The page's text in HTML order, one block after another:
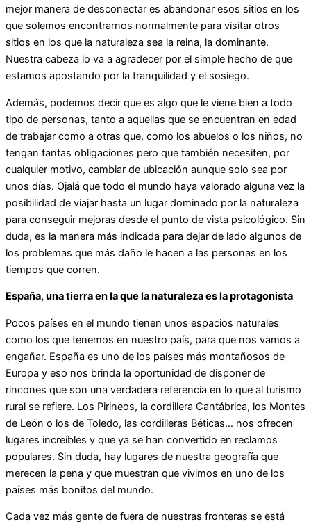
mejor manera de desconectar es abandonar esos sitios en los
que solemos encontrarnos normalmente para visitar otros
sitios en los que la naturaleza sea la reina, la dominante.
Nuestra cabeza lo va a agradecer por el simple hecho de que
estamos apostando por la tranquilidad y el sosiego.
Además, podemos decir que es algo que le viene bien a todo
tipo de personas, tanto a aquellas que se encuentran en edad
de trabajar como a otras que, como los abuelos o los niños, no
tengan tantas obligaciones pero que también necesiten, por
cualquier motivo, cambiar de ubicación aunque solo sea por
unos días. Ojalá que todo el mundo haya valorado alguna vez la
posibilidad de viajar hasta un lugar dominado por la naturaleza
para conseguir mejoras desde el punto de vista psicológico. Sin
duda, es la manera más indicada para dejar de lado algunos de
los problemas que más daño le hacen a las personas en los
tiempos que corren.
España, una tierra en la que la naturaleza es la protagonista
Pocos países en el mundo tienen unos espacios naturales
como los que tenemos en nuestro país, para que nos vamos a
engañar. España es uno de los países más montañosos de
Europa y eso nos brinda la oportunidad de disponer de
rincones que son una verdadera referencia en lo que al turismo
rural se refiere. Los Pirineos, la cordillera Cantábrica, los Montes
de León o los de Toledo, las cordilleras Béticas… nos ofrecen
lugares increíbles y que ya se han convertido en reclamos
populares. Sin duda, hay lugares de nuestra geografía que
merecen la pena y que muestran que vivimos en uno de los
países más bonitos del mundo.
Cada vez más gente de fuera de nuestras fronteras se está